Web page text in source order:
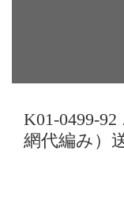
K01-0499-
網代編み）